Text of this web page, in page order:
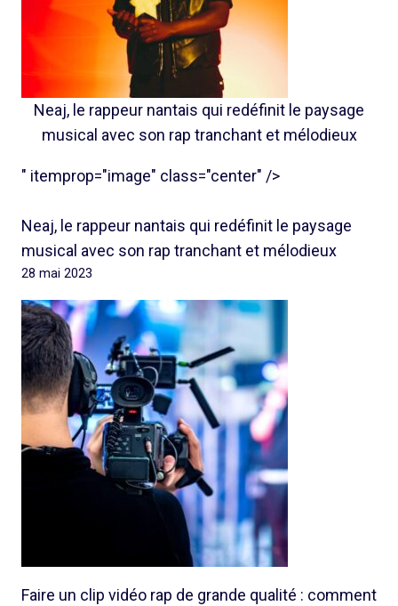
Neaj, le rappeur nantais qui redéfinit le paysage
musical avec son rap tranchant et mélodieux
" itemprop="image" class="center" />
Neaj, le rappeur nantais qui redéfinit le paysage
musical avec son rap tranchant et mélodieux
28 mai 2023
Faire un clip vidéo rap de grande qualité : comment